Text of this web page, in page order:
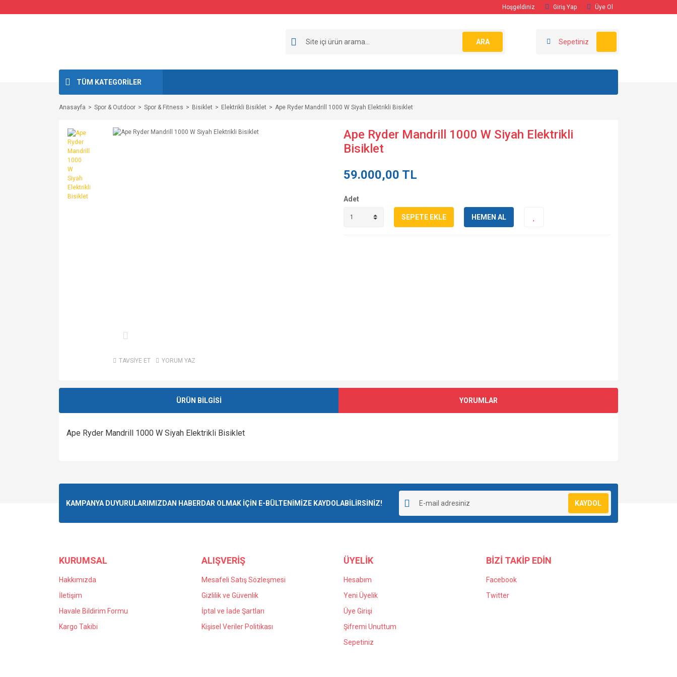
Hoşgeldiniz Giriş Yap Üye Ol
ARA Sepetiniz
TÜM KATEGORİLER
Anasayfa Spor & Outdoor Spor & Fitness Bisiklet Elektrikli Bisiklet Ape Ryder Mandrill 1000 W Siyah Elektrikli Bisiklet
TAVSİYE ET YORUM YAZ
Ape Ryder Mandrill 1000 W Siyah Elektrikli
Bisiklet
59.000,00 TL
Adet
SEPETE EKLE HEMEN AL
ÜRÜN BİLGİSİ YORUMLAR
Ape Ryder Mandrill 1000 W Siyah Elektrikli Bisiklet
KAMPANYA DUYURULARIMIZDAN HABERDAR OLMAK İÇİN E-BÜLTENİMİZE KAYDOLABİLİRSİNİZ! KAYDOL
KURUMSAL
Hakkımızda
İletişim
Havale Bildirim Formu
Kargo Takibi
ALIŞVERİŞ
Mesafeli Satış Sözleşmesi
Gizlilik ve Güvenlik
İptal ve İade Şartları
Kişisel Veriler Politikası
ÜYELİK
Hesabım
Yeni Üyelik
Üye Girişi
Şifremi Unuttum
Sepetiniz
BİZİ TAKİP EDİN
Facebook
Twitter